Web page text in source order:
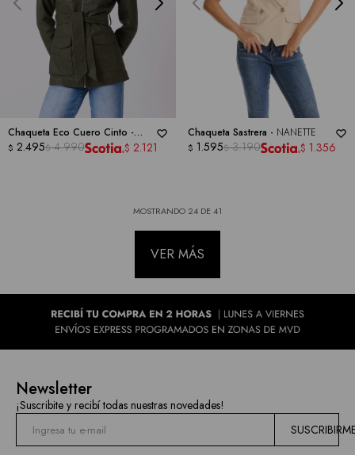
Chaqueta Eco Cuero Cinto -
BACCINI
$ 2.495$ 4.990 $ 2.121
Chaqueta Sastrera - NANETTE
$ 1.595$ 3.190 $ 1.356
MOSTRANDO 24 DE41
VER MÁS
Newsletter
¡Suscribite y recibí todas nuestras novedades!